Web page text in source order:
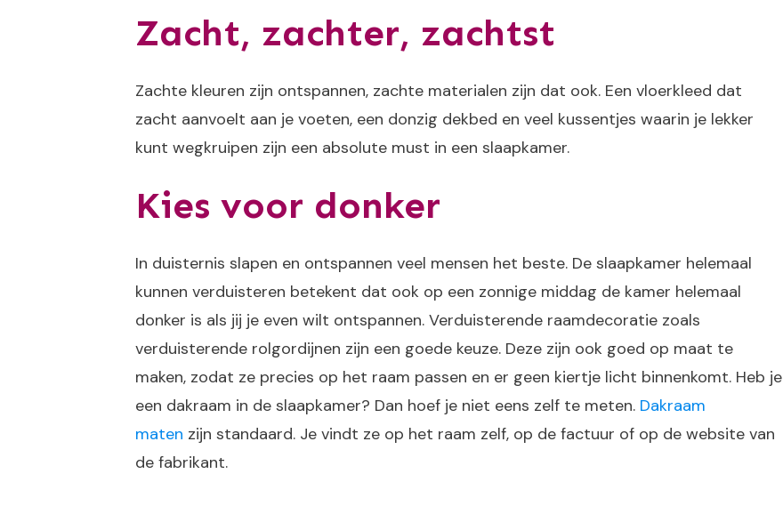
Zacht, zachter, zachtst
Zachte kleuren zijn ontspannen, zachte materialen zijn dat ook. Een vloerkleed dat
zacht aanvoelt aan je voeten, een donzig dekbed en veel kussentjes waarin je lekker
kunt wegkruipen zijn een absolute must in een slaapkamer.
Kies voor donker
In duisternis slapen en ontspannen veel mensen het beste. De slaapkamer helemaal
kunnen verduisteren betekent dat ook op een zonnige middag de kamer helemaal
donker is als jij je even wilt ontspannen. Verduisterende raamdecoratie zoals
verduisterende rolgordijnen zijn een goede keuze. Deze zijn ook goed op maat te
maken, zodat ze precies op het raam passen en er geen kiertje licht binnenkomt. Heb je
een dakraam in de slaapkamer? Dan hoef je niet eens zelf te meten. Dakraam
maten zijn standaard. Je vindt ze op het raam zelf, op de factuur of op de website van
de fabrikant.